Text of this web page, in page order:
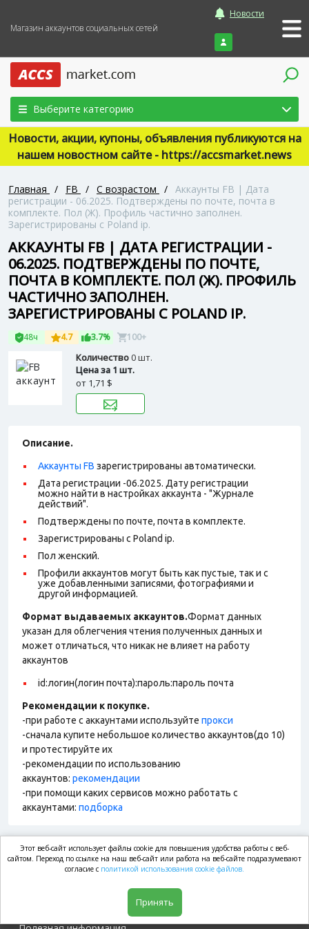
Магазин аккаунтов социальных сетей
Новости
Войти
Выберите категорию
Новости, акции, купоны, объявления публикуются на
нашем новостном сайте - https://accsmarket.news
Главная / FB / С возрастом / Аккаунты FB | Дата
регистрации - 06.2025. Подтверждены по почте, почта в
комплекте. Пол (Ж). Профиль частично заполнен.
Зарегистрированы с Poland ip.
АККАУНТЫ FB | ДАТА РЕГИСТРАЦИИ -
06.2025. ПОДТВЕРЖДЕНЫ ПО ПОЧТЕ,
ПОЧТА В КОМПЛЕКТЕ. ПОЛ (Ж). ПРОФИЛЬ
ЧАСТИЧНО ЗАПОЛНЕН.
ЗАРЕГИСТРИРОВАНЫ С POLAND IP.
48ч 4.7 3.7% 100+
Количество0 шт.
Цена за 1 шт.
от 1,71 $
Описание.
Аккаунты FB зарегистрированы автоматически.
Дата регистрации -06.2025. Дату регистрации
можно найти в настройках аккаунта - "Журнале
действий".
Подтверждены по почте, почта в комплекте.
Зарегистрированы с Poland ip.
Пол женский.
Профили аккаунтов могут быть как пустые, так и с
уже добавленными записями, фотографиями и
другой информацией.
Формат выдаваемых аккаунтов.Формат данных
указан для облегчения чтения полученных данных и
может отличаться, что никак не влияет на работу
аккаунтов
id:логин(логин почта):пароль:пароль почта
Рекомендации к покупке.
-при работе с аккаунтами используйте прокси
-сначала купите небольшое количество аккаунтов(до 10)
и протестируйте их
-рекомендации по использованию
аккаунтов: рекомендации
-при помощи каких сервисов можно работать с
аккаунтами: подборка
market.com
Этот веб-сайт использует файлы cookie для повышения удобства работы с веб-
сайтом. Переход по ссылке на наш веб-сайт или работа на веб-сайте подразумевают
согласие с политикой использования cookie файлов.
Принять